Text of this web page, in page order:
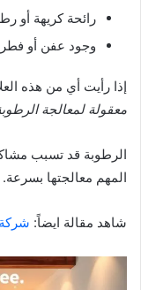
رائحة كريهة أو
وجود عفن أو فطر
إذا رأيت أي من هذه
معقولة لمعالجة
الرطوبة قد تسبب
المهم معالجتها بسرعة.
شاهد مقالة ايضاً: